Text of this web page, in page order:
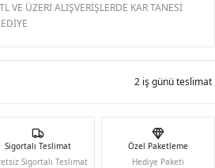
VE ÜZERİ ALIŞVERİŞLERDE KAR TANESİ
2 iş günü teslimat
Sigortalı Teslimat
Sigortalı Teslimat
Özel Paketleme
Hediye Paketi